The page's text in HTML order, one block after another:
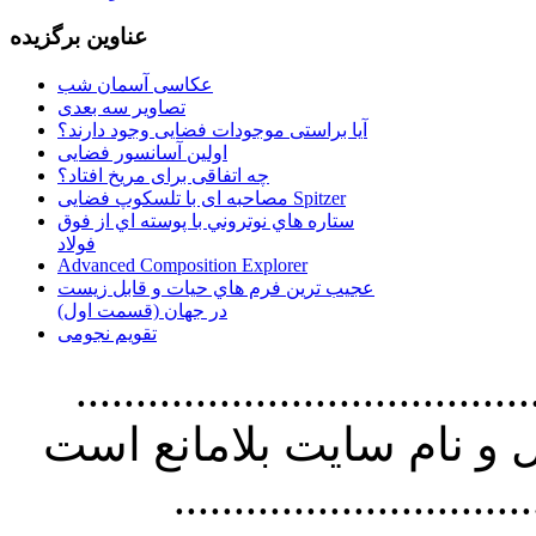
عناوین برگزیده
عکاسی آسمان شب
تصاویر سه بعدی
آیا براستی موجودات فضایی وجود دارند؟
اولین آسانسور فضایی
چه اتفاقی برای مریخ افتاد؟
مصاحبه ای با تلسکوپ فضایی Spitzer
ستاره هاي نوتروني با پوسته اي از فوق
فولاد
Advanced Composition Explorer
عجیب ترین فرم هاي حيات و قابل زيست
در جهان (قسمت اول)
تقویم نجومی
استفاده از
نام سايت بلامانع است